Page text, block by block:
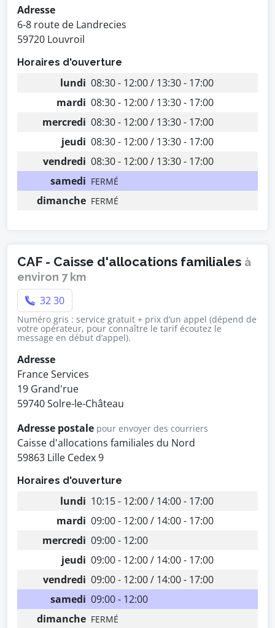
Adresse
6-8 route de Landrecies
59720 Louvroil
Horaires d'ouverture
lundi 08:30 - 12:00 / 13:30 - 17:00
mardi 08:30 - 12:00 / 13:30 - 17:00
mercredi 08:30 - 12:00 / 13:30 - 17:00
jeudi 08:30 - 12:00 / 13:30 - 17:00
vendredi 08:30 - 12:00 / 13:30 - 17:00
samedi FERMÉ
dimanche FERMÉ
CAF - Caisse d'allocations familiales à
environ 7 km
32 30
Numéro gris : service gratuit + prix d’un appel (dépend de
votre opérateur, pour connaître le tarif écoutez le
message en début d’appel).
Adresse
France Services
19 Grand'rue
59740 Solre-le-Château
Adresse postale pour envoyer des courriers
Caisse d'allocations familiales du Nord
59863 Lille Cedex 9
Horaires d'ouverture
lundi 10:15 - 12:00 / 14:00 - 17:00
mardi 09:00 - 12:00 / 14:00 - 17:00
mercredi 09:00 - 12:00
jeudi 09:00 - 12:00 / 14:00 - 17:00
vendredi 09:00 - 12:00 / 14:00 - 17:00
samedi 09:00 - 12:00
dimanche FERMÉ